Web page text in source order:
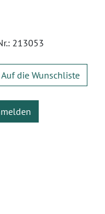
213053
Auf die Wunschliste